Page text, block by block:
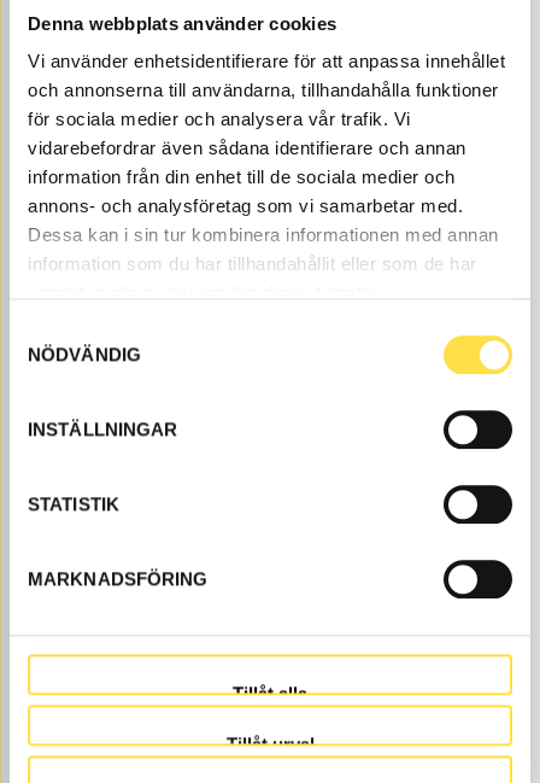
Denna webbplats använder cookies
Vi använder enhetsidentifierare för att anpassa innehållet
och annonserna till användarna, tillhandahålla funktioner
för sociala medier och analysera vår trafik. Vi
vidarebefordrar även sådana identifierare och annan
information från din enhet till de sociala medier och
annons- och analysföretag som vi samarbetar med.
Dessa kan i sin tur kombinera informationen med annan
information som du har tillhandahållit eller som de har
NÖDVÄNDIG
INSTÄLLNINGAR
STATISTIK
MARKNADSFÖRING
Tillåt alla
Tillåt urval
Pris exkl.
249.00
MO 61761- Vattenpump/fläkt.
Åtgår 1
KÖP
Drivremmar till BM 642 baklastare finns som delar hos
oss på BA Trading. Våra delar till baklastare BM 642
finns som nya eller begagnade och varsamt renoverade
som drivremmar för alla Volvo Entreprenadmaskiner
950825, 952144, 958369, 976494), kilremsats (966999,
baklastare BM 642.